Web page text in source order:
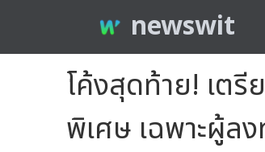
newswit
โค้งสุดท้าย! เต
พิเศษ เฉพาะผู้ล